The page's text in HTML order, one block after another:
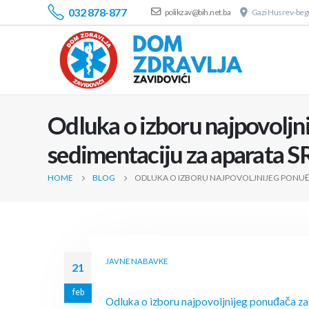
032 878-877 polikzav@bih.net.ba Gazi Husrev-
Odluka o izboru
sedimentaciju za aparata
HOME BLOG ODLUKA O IZBORU NAJPOVOLJNIJEG
21
feb
JAVNE NABAVKE
Odluka o izboru najpovoljnijeg ponuđača